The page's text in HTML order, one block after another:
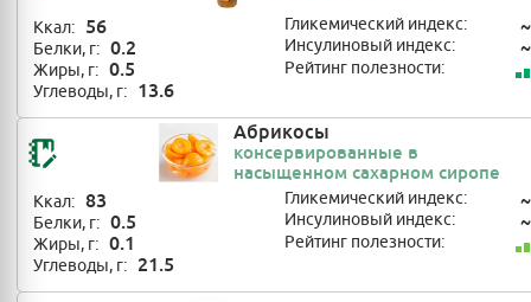
Ккал: 56
Белки, г: 0.2
Жиры, г: 0.5
Углеводы, г: 13.6
Гликемический индекс: ~
Инсулиновый индекс: ~
Рейтинг полезности:
Абрикосы
консервированные в
насыщенном сахарном сиропе
Ккал: 83
Белки, г: 0.5
Жиры, г: 0.1
Углеводы, г: 21.5
Гликемический индекс: ~
Инсулиновый индекс: ~
Рейтинг полезности: